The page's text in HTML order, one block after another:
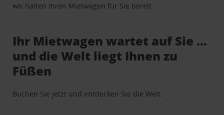
wir halten Ihren Mietwagen für Sie bereit.
Ihr Mietwagen wartet auf Sie …
und die Welt liegt Ihnen zu
Füßen
Buchen Sie jetzt und entdecken Sie die Welt.